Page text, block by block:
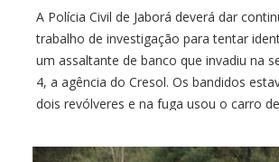
A Polícia Civil de Jaborá deverá dar
trabalho de investigação para tentar
um assaltante de banco que invadiu na
4, a agência do Cresol. Os bandidos
dois revólveres e na fuga usou o carro
[…]